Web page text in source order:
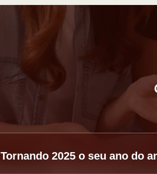
Tornando 2025 o seu ano do